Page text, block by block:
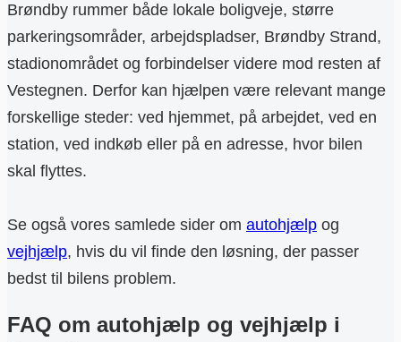
Brøndby rummer både lokale boligveje, større
parkeringsområder, arbejdspladser, Brøndby Strand,
stadionområdet og forbindelser videre mod resten af
Vestegnen. Derfor kan hjælpen være relevant mange
forskellige steder: ved hjemmet, på arbejdet, ved en
station, ved indkøb eller på en adresse, hvor bilen
skal flyttes.
Se også vores samlede sider om autohjælp og
vejhjælp, hvis du vil finde den løsning, der passer
bedst til bilens problem.
FAQ om autohjælp og vejhjælp i